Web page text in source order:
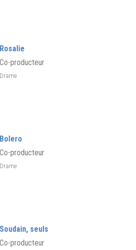
Rosalie
Co-producteur
Drame
Bolero
Co-producteur
Drame
Soudain, seuls
Co-producteur